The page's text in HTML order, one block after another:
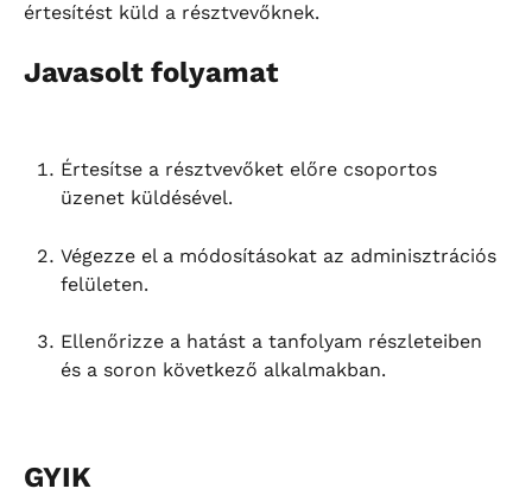
értesítést küld a résztvevőknek.
Javasolt folyamat
Értesítse a résztvevőket előre csoportos
üzenet küldésével.
Végezze el a módosításokat az adminisztrációs
felületen.
Ellenőrizze a hatást a tanfolyam részleteiben
és a soron következő alkalmakban.
GYIK